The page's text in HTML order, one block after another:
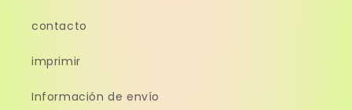
contacto
imprimir
Información de envío